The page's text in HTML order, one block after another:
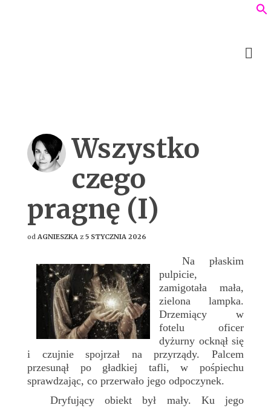
Wszystko
czego
pragnę (I)
od AGNIESZKA z 5 STYCZNIA 2026
Na płaskim
pulpicie,
zamigotała mała,
zielona lampka.
Drzemiący w
fotelu oficer
dyżurny ocknął się
i czujnie spojrzał na przyrządy. Palcem
przesunął po gładkiej tafli, w pośpiechu
sprawdzając, co przerwało jego odpoczynek.
Dryfujący obiekt był mały. Ku jego